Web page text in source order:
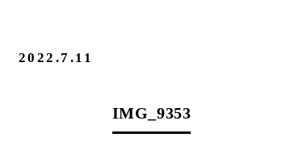
2022.7.11
IMG_9353